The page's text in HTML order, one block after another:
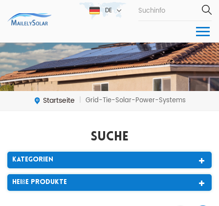
DE
Startseite | Grid-Tie-Solar-Power-Systems
Suche
Kategorien
Heiße Produkte